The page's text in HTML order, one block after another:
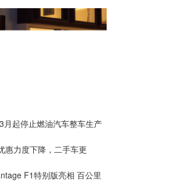
月起停止燃油汽车整车生产
惠力度下降，二手车更
F1特别版亮相 百公里